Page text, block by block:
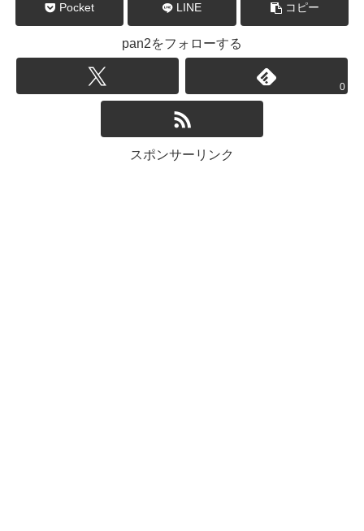
Pocket LINE コピー
pan2をフォローする
0
スポンサーリンク